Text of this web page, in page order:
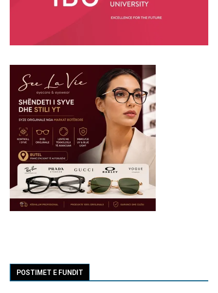
POSTIMET E FUNDIT